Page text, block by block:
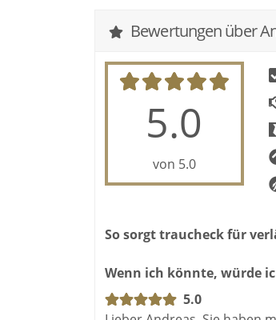
Bewertungen über
5.0
von 5.0
So sorgt traucheck für
Wenn ich könnte, würde
5.0